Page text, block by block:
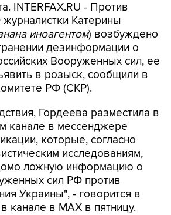
INTERFAX.RU - Против
Катерины
иноагентом) возбуждено
дезинформации о
Вооруженных сил, ее
в розыск, сообщили в
РФ (СКР).
Гордеева разместила в
канале в мессенджере
которые, согласно
исследованиям,
ложную информацию о
сил РФ против
Украины", - говорится в
канале в MAX в пятницу.